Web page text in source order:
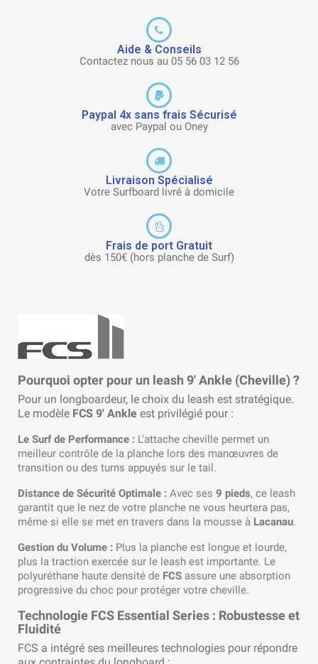
Aide & Conseils
Contactez nous au 05 56 03 12 56
Paypal 4x sans frais Sécurisé
avec Paypal ou Oney
Livraison Spécialisé
Votre Surfboard livré à domicile
Frais de port Gratuit
dès 150€ (hors planche de Surf)
Pourquoi opter pour un leash 9' Ankle (Cheville) ?
Pour un longboardeur, le choix du leash est stratégique.
Le modèle FCS 9' Ankle est privilégié pour :
Le Surf de Performance : L'attache cheville permet un
meilleur contrôle de la planche lors des manœuvres de
transition ou des turns appuyés sur le tail.
Distance de Sécurité Optimale : Avec ses 9 pieds, ce leash
garantit que le nez de votre planche ne vous heurtera pas,
même si elle se met en travers dans la mousse à Lacanau.
Gestion du Volume : Plus la planche est longue et lourde,
plus la traction exercée sur le leash est importante. Le
polyuréthane haute densité de FCS assure une absorption
progressive du choc pour protéger votre cheville.
Technologie FCS Essential Series : Robustesse et
Fluidité
FCS a intégré ses meilleures technologies pour répondre